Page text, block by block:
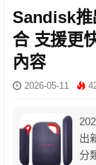
Sandisk推
合 支援更
內容
2026-05-11
出
分